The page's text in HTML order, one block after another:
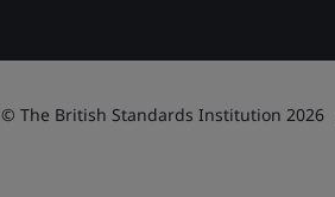
© The British Standards Institution 2026